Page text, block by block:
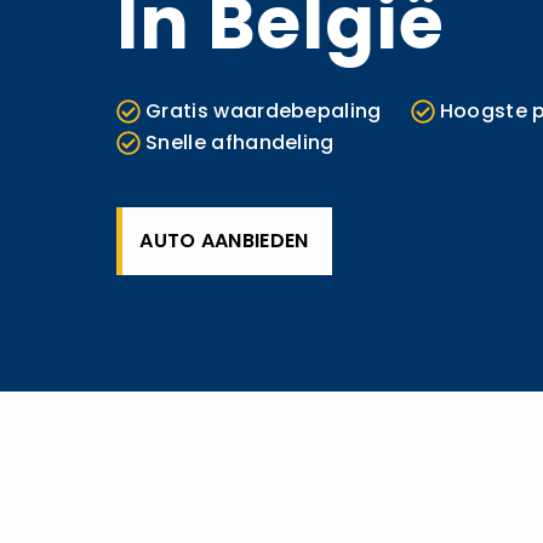
In België
Gratis waardebepaling
Hoogste
Snelle afhandeling
AUTO AANBIEDEN